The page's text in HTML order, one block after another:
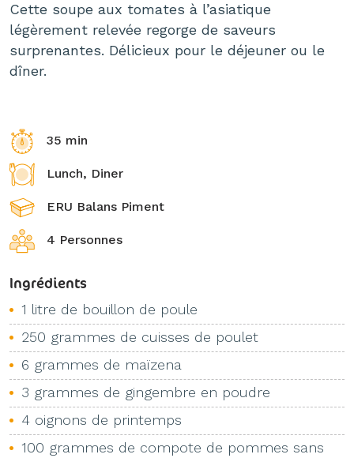
Cette soupe aux tomates à l’asiatique
légèrement relevée regorge de saveurs
surprenantes. Délicieux pour le déjeuner ou le
dîner.
35 min
Lunch, Diner
ERU Balans Piment
4 Personnes
Ingrédients
1 litre de bouillon de poule
250 grammes de cuisses de poulet
6 grammes de maïzena
3 grammes de gingembre en poudre
4 oignons de printemps
100 grammes de compote de pommes sans